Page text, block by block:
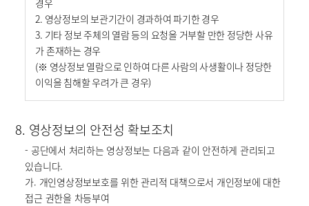
경우
2. 영상정보의 보관기간이 경과하여 파기한 경우
3. 기타 정보 주체의 열람 등의 요청을 거부할 만한 정당한 사유
가 존재하는 경우
(※ 영상정보 열람으로 인하여 다른 사람의 사생활이나 정당한
이익을 침해할 우려가 큰 경우)
8. 영상정보의 안전성 확보조치
- 공단에서 처리하는 영상정보는 다음과 같이 안전하게 관리되고
있습니다.
가. 개인영상정보보호를 위한 관리적 대책으로서 개인정보에 대한
접근 권한을 차등부여